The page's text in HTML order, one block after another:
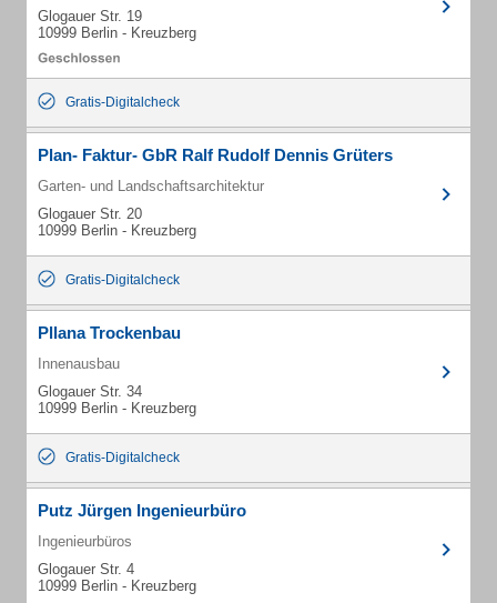
Glogauer Str. 19
10999 Berlin - Kreuzberg
Gratis-Digitalcheck
Plan- Faktur- GbR Ralf Rudolf Dennis Grüters
Garten- und Landschaftsarchitektur
Glogauer Str. 20
10999 Berlin - Kreuzberg
Gratis-Digitalcheck
Pllana Trockenbau
Innenausbau
Glogauer Str. 34
10999 Berlin - Kreuzberg
Gratis-Digitalcheck
Putz Jürgen Ingenieurbüro
Ingenieurbüros
Glogauer Str. 4
10999 Berlin - Kreuzberg